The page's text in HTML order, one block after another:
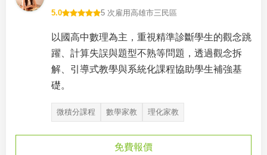
5.0 5 次雇用高雄市三民區
以國高中數理為主，重視精準診斷學生的觀念跳
躍、計算失誤與題型不熟等問題，透過觀念拆
解、引導式教學與系統化課程協助學生補強基
礎。
微積分課程 數學家教 理化家教
免費報價